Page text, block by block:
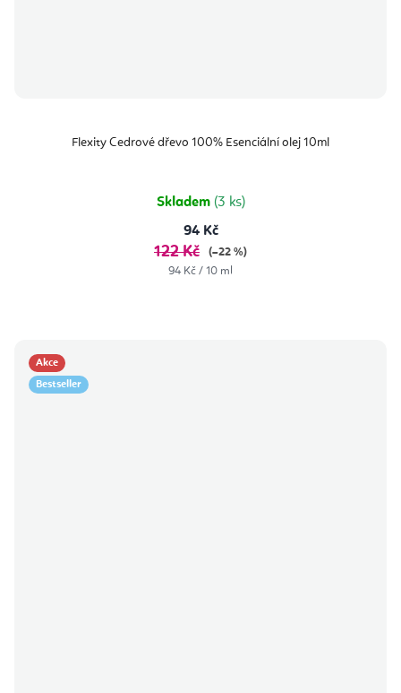
Flexity Cedrové dřevo 100% Esenciální olej 10ml
Skladem (3 ks)
94 Kč
122 Kč
(–22 %)
Měrná
94 Kč / 10 ml
Akce
Bestseller